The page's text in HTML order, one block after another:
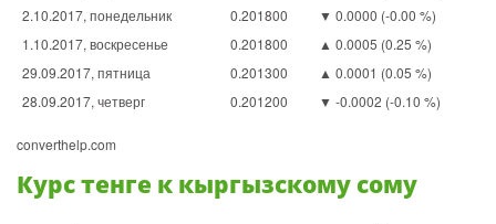
2.10.2017, понедельник
0.201800
▼ 0.0000 (-0.00 %)
1.10.2017, воскресенье
0.201800
▲ 0.0005 (0.25 %)
29.09.2017, пятница
0.201300
▲ 0.0001 (0.05 %)
28.09.2017, четверг
0.201200 ▼ -0.0002 (-0.10 %)
converthelp.com
Курс тенге к кыргызскому сому